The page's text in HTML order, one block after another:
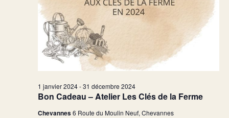
Bon Cadeau – Atelier Les Clés de la Ferme
1 janvier 2024-31 décembre 2024
Chevannes6 Route du Moulin Neuf, Chevannes